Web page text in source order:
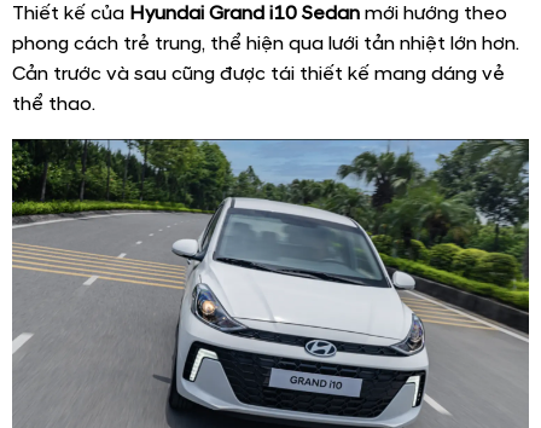
Thiết kế của Hyundai Grand i10 Sedan mới hướng theo
phong cách trẻ trung, thể hiện qua lưới tản nhiệt lớn hơn.
Cản trước và sau cũng được tái thiết kế mang dáng vẻ
thể thao.